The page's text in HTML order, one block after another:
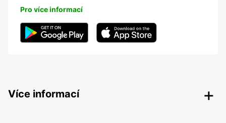
Pro více informací
Více informací